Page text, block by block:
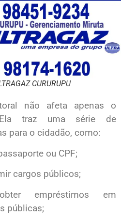
CURURUPU
não afeta apenas o
traz uma série de
para o cidadão, como:
ou CPF;
cargos públicos;
empréstimos em
públicas;